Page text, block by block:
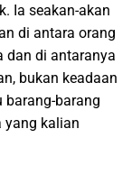
Ia seakan-akan
di antara orang
dan di antaranya
bukan keadaan
barang-barang
yang kalian